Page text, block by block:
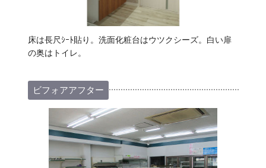
床は長尺ｼｰﾄ貼り。洗面化粧台はウツクシーズ。白い扉
の奥はトイレ。
ビフォアアフター